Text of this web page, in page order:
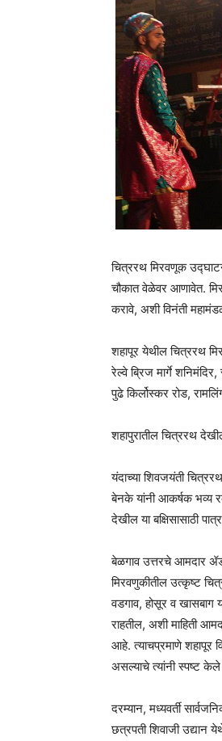
चित्ररथ मिरवणूक
चौकात वेळेवर आणावेत.
करावे, अशी विनंती
शहापूर येथील चित्ररथ
रेल्वे ब्रिज मार्गे
पुढे किर्लोस्कर रोड,
शहापुरातील चित्ररथ
यंदाच्या शिवजयंती
बेनके यांनी आकर्षक भव्य
देखील या बक्षिसासाठी
बेळगाव उत्तरचे आमदार
मिरवणुकीतील उत्कृष्ट
वडगाव, होसूर व खासबाग
राहतील, अशी माहिती
आहे. त्याचप्रमाणे शहापूर
असल्याचे त्यांनी स्पष्ट
दरम्यान, मध्यवर्ती
छत्रपती शिवाजी उद्यान